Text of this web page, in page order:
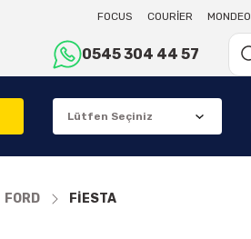
FOCUS COURİER MONDEO
0545 304 44 57
FORD FİESTA